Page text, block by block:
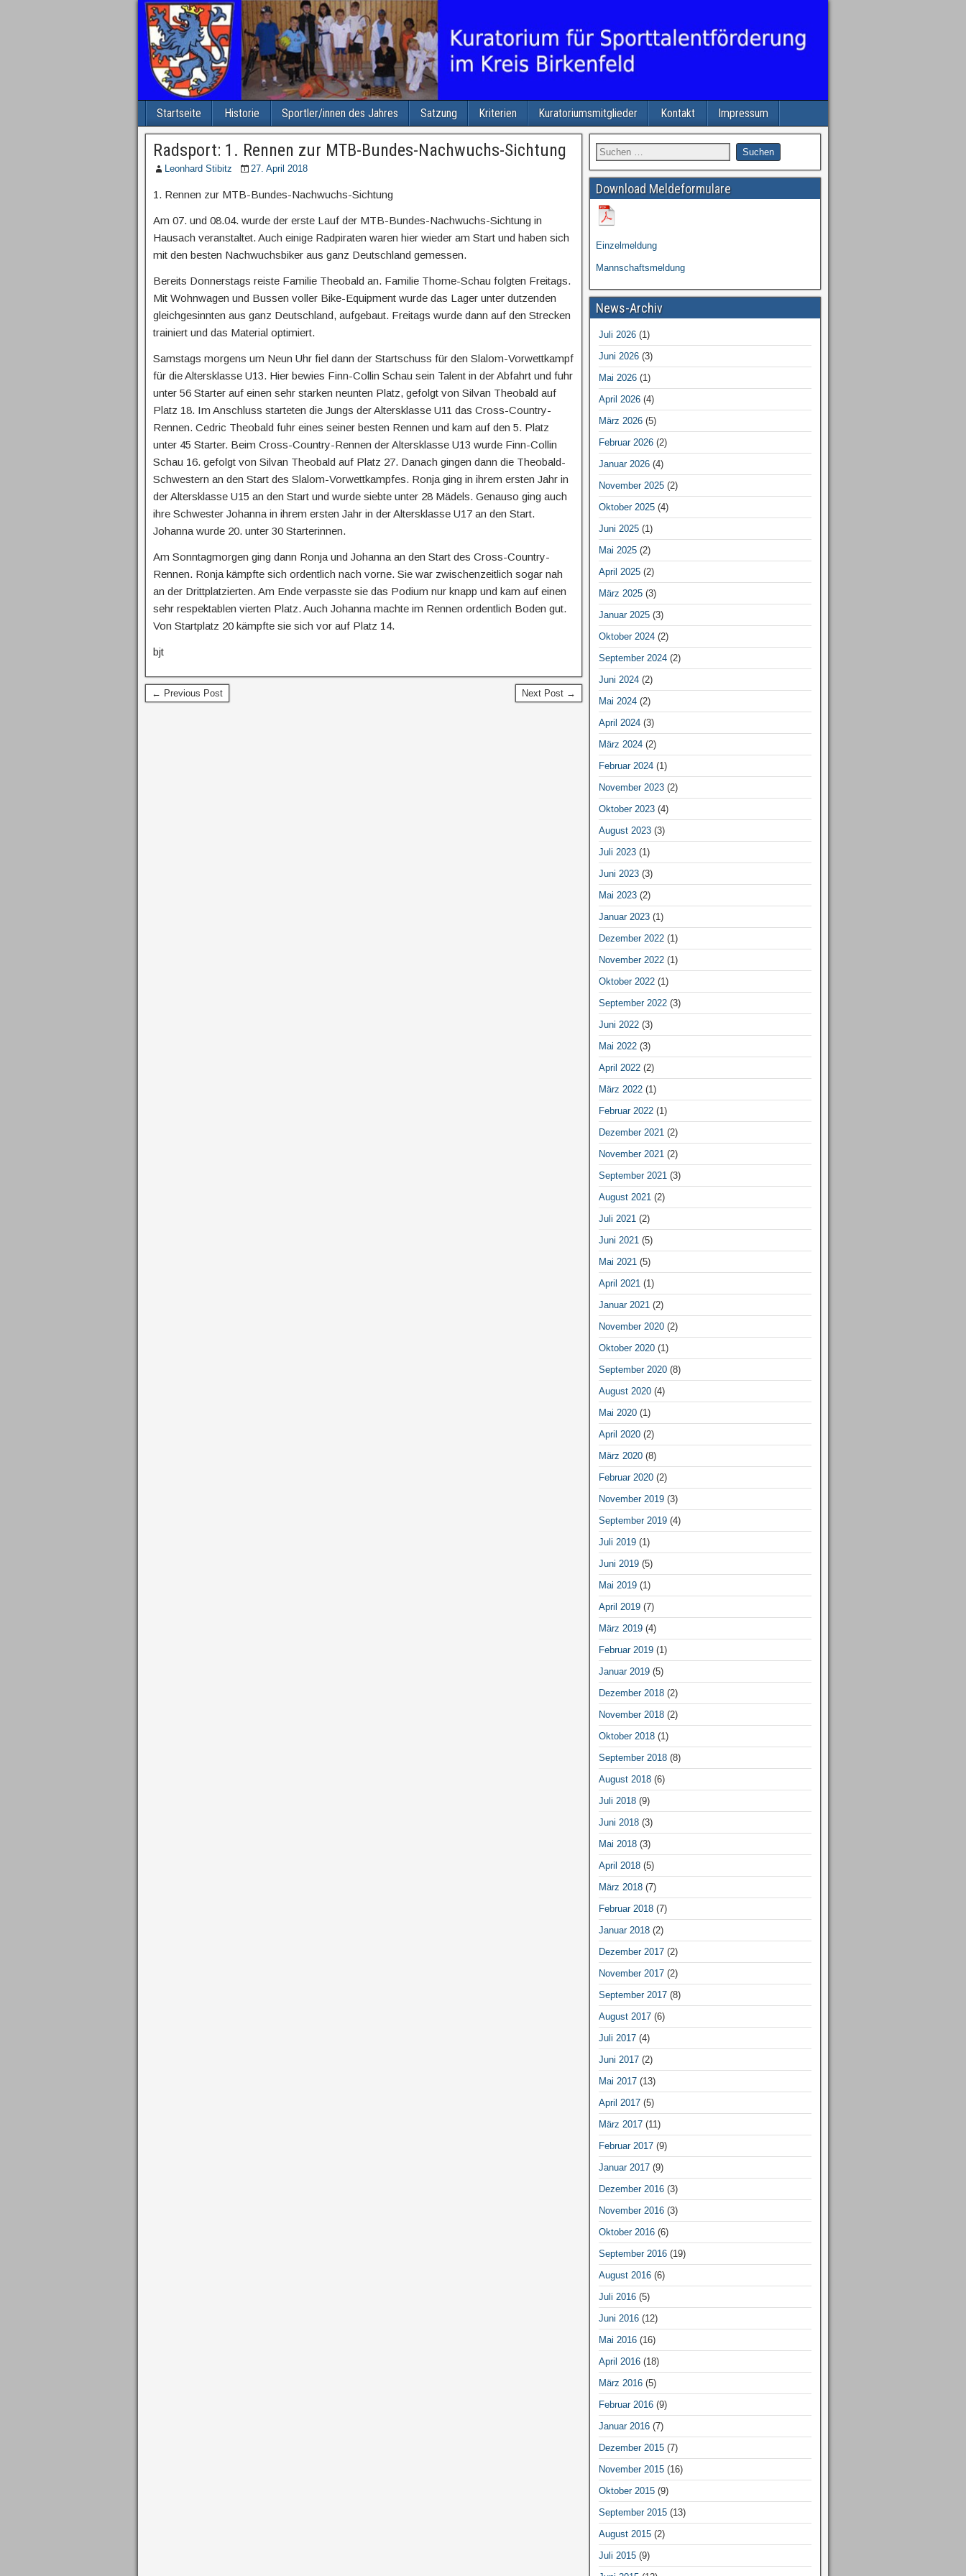
Startseite Historie Sportler/innen des Jahres Satzung Kriterien Kuratoriumsmitglieder Kontakt Impressum
Radsport: 1. Rennen zur MTB-Bundes-Nachwuchs-Sichtung
Leonhard Stibitz 27. April 2018
1. Rennen zur MTB-Bundes-Nachwuchs-Sichtung
Am 07. und 08.04. wurde der erste Lauf der MTB-Bundes-Nachwuchs-Sichtung in
Hausach veranstaltet. Auch einige Radpiraten waren hier wieder am Start und haben sich
mit den besten Nachwuchsbiker aus ganz Deutschland gemessen.
Bereits Donnerstags reiste Familie Theobald an. Familie Thome-Schau folgten Freitags.
Mit Wohnwagen und Bussen voller Bike-Equipment wurde das Lager unter dutzenden
gleichgesinnten aus ganz Deutschland, aufgebaut. Freitags wurde dann auf den Strecken
trainiert und das Material optimiert.
Samstags morgens um Neun Uhr fiel dann der Startschuss für den Slalom-Vorwettkampf
für die Altersklasse U13. Hier bewies Finn-Collin Schau sein Talent in der Abfahrt und fuhr
unter 56 Starter auf einen sehr starken neunten Platz, gefolgt von Silvan Theobald auf
Platz 18. Im Anschluss starteten die Jungs der Altersklasse U11 das Cross-Country-
Rennen. Cedric Theobald fuhr eines seiner besten Rennen und kam auf den 5. Platz
unter 45 Starter. Beim Cross-Country-Rennen der Altersklasse U13 wurde Finn-Collin
Schau 16. gefolgt von Silvan Theobald auf Platz 27. Danach gingen dann die Theobald-
Schwestern an den Start des Slalom-Vorwettkampfes. Ronja ging in ihrem ersten Jahr in
der Altersklasse U15 an den Start und wurde siebte unter 28 Mädels. Genauso ging auch
ihre Schwester Johanna in ihrem ersten Jahr in der Altersklasse U17 an den Start.
Johanna wurde 20. unter 30 Starterinnen.
Am Sonntagmorgen ging dann Ronja und Johanna an den Start des Cross-Country-
Rennen. Ronja kämpfte sich ordentlich nach vorne. Sie war zwischenzeitlich sogar nah
an der Drittplatzierten. Am Ende verpasste sie das Podium nur knapp und kam auf einen
sehr respektablen vierten Platz. Auch Johanna machte im Rennen ordentlich Boden gut.
Von Startplatz 20 kämpfte sie sich vor auf Platz 14.
bjt
← Previous Post Next Post →
Download Meldeformulare
Einzelmeldung
Mannschaftsmeldung
News-Archiv
Juli 2026(1)
Juni 2026(3)
Mai 2026(1)
April 2026(4)
März 2026(5)
Februar 2026(2)
Januar 2026(4)
November 2025(2)
Oktober 2025(4)
Juni 2025(1)
Mai 2025(2)
April 2025(2)
März 2025(3)
Januar 2025(3)
Oktober 2024(2)
September 2024(2)
Juni 2024(2)
Mai 2024(2)
April 2024(3)
März 2024(2)
Februar 2024(1)
November 2023(2)
Oktober 2023(4)
August 2023(3)
Juli 2023(1)
Juni 2023(3)
Mai 2023(2)
Januar 2023(1)
Dezember 2022(1)
November 2022(1)
Oktober 2022(1)
September 2022(3)
Juni 2022(3)
Mai 2022(3)
April 2022(2)
März 2022(1)
Februar 2022(1)
Dezember 2021(2)
November 2021(2)
September 2021(3)
August 2021(2)
Juli 2021(2)
Juni 2021(5)
Mai 2021(5)
April 2021(1)
Januar 2021(2)
November 2020(2)
Oktober 2020(1)
September 2020(8)
August 2020(4)
Mai 2020(1)
April 2020(2)
März 2020(8)
Februar 2020(2)
November 2019(3)
September 2019(4)
Juli 2019(1)
Juni 2019(5)
Mai 2019(1)
April 2019(7)
März 2019(4)
Februar 2019(1)
Januar 2019(5)
Dezember 2018(2)
November 2018(2)
Oktober 2018(1)
September 2018(8)
August 2018(6)
Juli 2018(9)
Juni 2018(3)
Mai 2018(3)
April 2018(5)
März 2018(7)
Februar 2018(7)
Januar 2018(2)
Dezember 2017(2)
November 2017(2)
September 2017(8)
August 2017(6)
Juli 2017(4)
Juni 2017(2)
Mai 2017(13)
April 2017(5)
März 2017(11)
Februar 2017(9)
Januar 2017(9)
Dezember 2016(3)
November 2016(3)
Oktober 2016(6)
September 2016(19)
August 2016(6)
Juli 2016(5)
Juni 2016(12)
Mai 2016(16)
April 2016(18)
März 2016(5)
Februar 2016(9)
Januar 2016(7)
Dezember 2015(7)
November 2015(16)
Oktober 2015(9)
September 2015(13)
August 2015(2)
Juli 2015(9)